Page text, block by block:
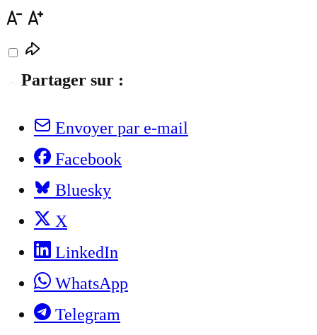
Partager sur :
Envoyer par e-mail
Facebook
Bluesky
X
LinkedIn
WhatsApp
Telegram